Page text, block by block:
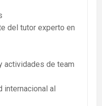
del tutor experto en
actividades de team
internacional al